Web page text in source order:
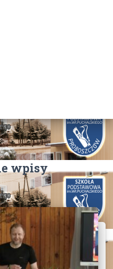
wpisy